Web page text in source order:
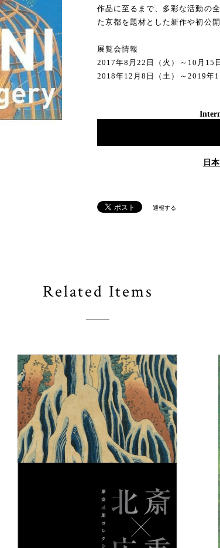
作品に至るまで、多彩な活動の
た京都を題材とした新作や初公
展覧会情報
2017年8月22日（火）～10月15
2018年12月8日（土）～2019
日
通報する
Related Items